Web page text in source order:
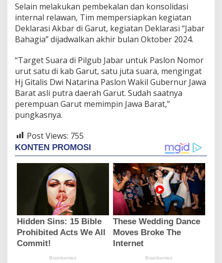
"
J
a
b
a
B
a
h
a
g
i
Selain melakukan pembekalan dan konsolidasi
internal relawan, Tim mempersiapkan kegiatan
Deklarasi Akbar di Garut, kegiatan Deklarasi “Jabar
Bahagia” dijadwalkan akhir bulan Oktober 2024.
“Target Suara di Pilgub Jabar untuk Paslon Nomor
urut satu di kab Garut, satu juta suara, mengingat
Hj Gitalis Dwi Natarina Paslon Wakil Gubernur Jawa
Barat asli putra daerah Garut. Sudah saatnya
perempuan Garut memimpin Jawa Barat,”
pungkasnya.
Post Views: 755